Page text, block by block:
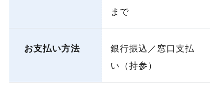
まで
お支払い方法
銀行振込／窓口支払
い（持参）